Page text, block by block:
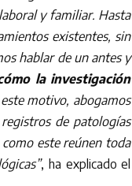
y familiar. Hasta
existentes, sin
hablar de un antes y
la investigación
motivo, abogamos
de patologías
este reúnen toda
, ha explicado el